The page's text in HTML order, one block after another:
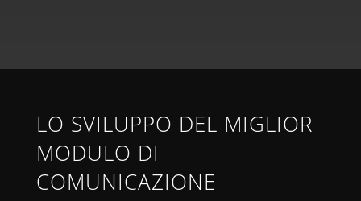
LO SVILUPPO DEL MIGLIOR
MODULO DI
COMUNICAZIONE